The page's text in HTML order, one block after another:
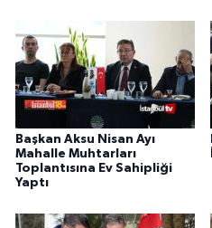
Başkan Aksu Nisan Ayı
Mahalle Muhtarları
Toplantısına Ev Sahipliği
Yaptı